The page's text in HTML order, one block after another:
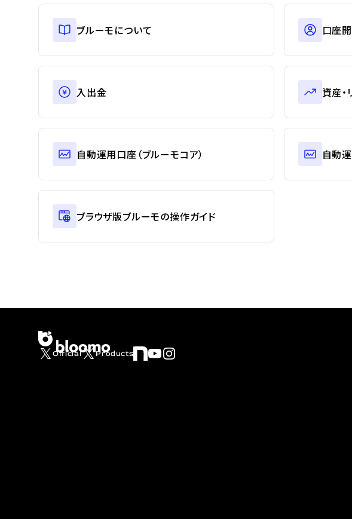
ブルーモについて 口座
入出金 資産・
自動運用口座（ブルーモコア） 自動
ブラウザ版ブルーモの操作ガイド
Official Products